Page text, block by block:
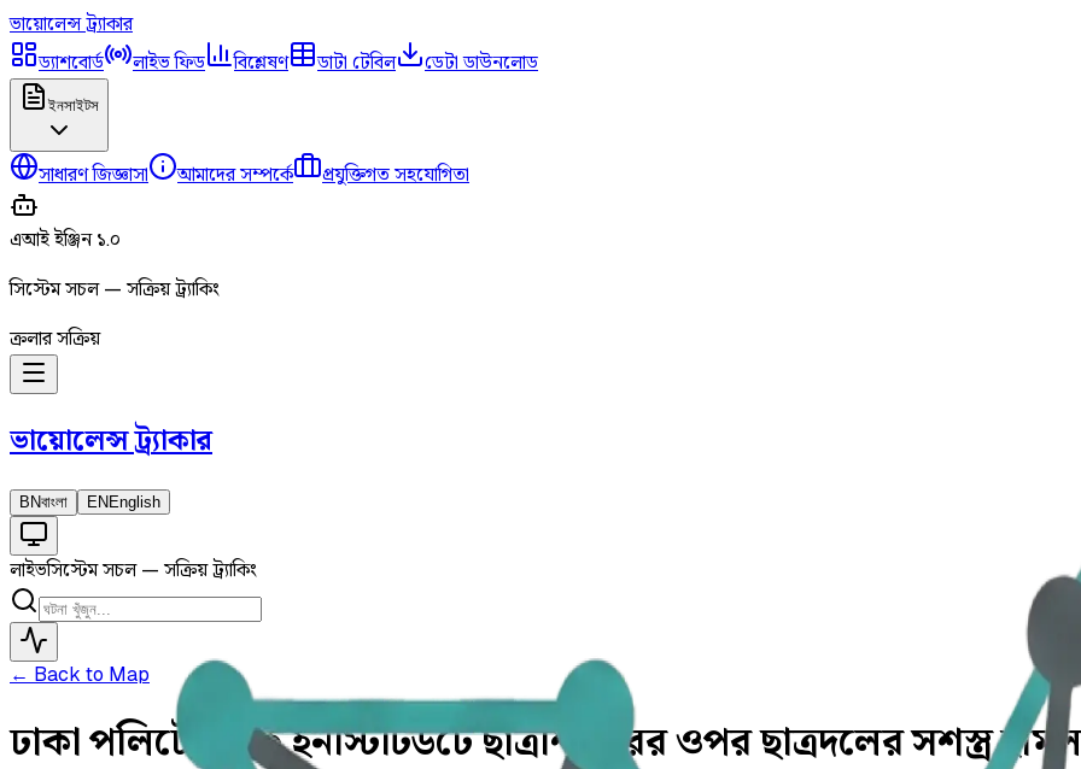
ভায়োলেন্সট্র্যাকার
ড্যাশবোর্ড
লাইভ ফিড বিশ্লেষণ ডাটা টেবিল ডেটা ডাউনলোড
ইনসাইটস
সাধারণ জিজ্ঞাসা আমাদের সম্পর্কে প্রযুক্তিগত সহযোগিতা
এআই ইঞ্জিন ১.০
সিস্টেম সচল — সক্রিয় ট্র্যাকিং
ক্রলার সক্রিয়
ভায়োলেন্সট্র্যাকার
BNবাংলা EN English
লাইভসিস্টেম সচল — সক্রিয় ট্র্যাকিং
← Back to Map
ঢাকা পলিটেকনিক ইনস্টিটিউটে ছাত্রশিবিরের ওপর ছাত্রদলের সশস্ত্র